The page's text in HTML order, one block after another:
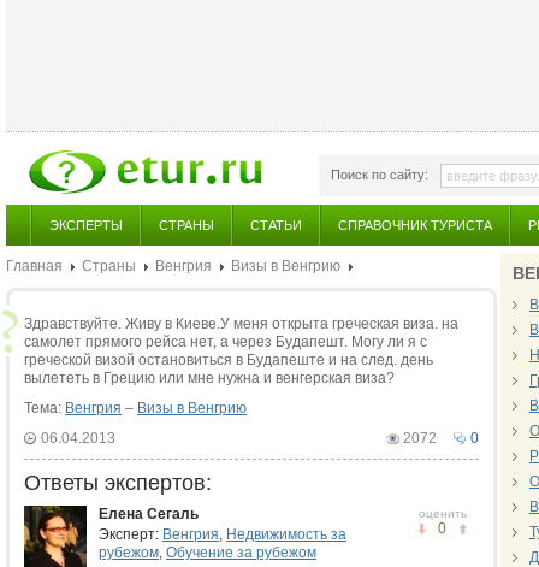
Поиск по сайту:
ЭКСПЕРТЫ СТРАНЫ СТАТЬИ СПРАВОЧНИК ТУРИСТА
Главная Страны Венгрия Визы в Венгрию
Здравствуйте. Живу в Киеве.У меня открыта греческая виза. на
самолет прямого рейса нет, а через Будапешт. Могу ли я с
греческой визой остановиться в Будапеште и на след. день
вылететь в Грецию или мне нужна и венгерская виза?
Тема: Венгрия – Визы в Венгрию
0
2072
06.04.2013
Ответы экспертов:
оценить
0
Елена Сегаль
Эксперт: Венгрия, Недвижимость за
рубежом, Обучение за рубежом